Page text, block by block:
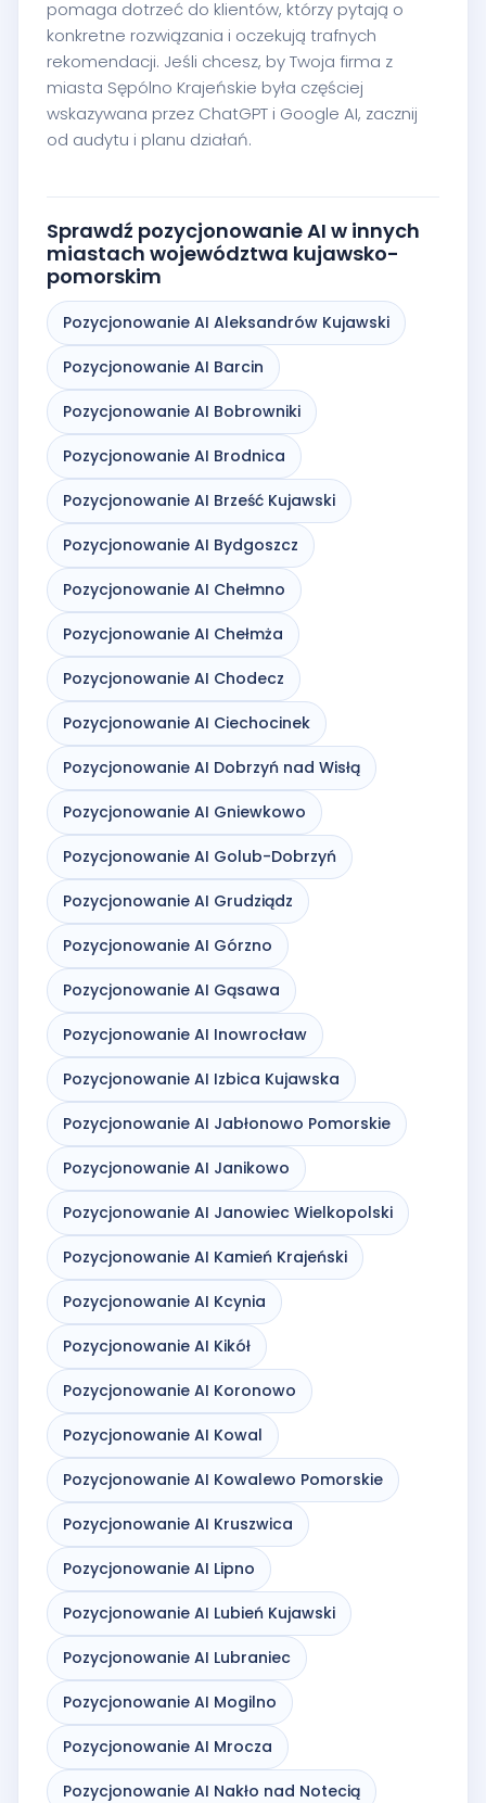
pomaga dotrzeć do klientów, którzy pytają o
konkretne rozwiązania i oczekują trafnych
rekomendacji. Jeśli chcesz, by Twoja firma z
miasta Sępólno Krajeńskie była częściej
wskazywana przez ChatGPT i Google AI, zacznij
od audytu i planu działań.
Sprawdź pozycjonowanie AI w innych
miastach województwa kujawsko-
pomorskim
Pozycjonowanie AI Aleksandrów Kujawski
Pozycjonowanie AI Barcin
Pozycjonowanie AI Bobrowniki
Pozycjonowanie AI Brodnica
Pozycjonowanie AI Brześć Kujawski
Pozycjonowanie AI Bydgoszcz
Pozycjonowanie AI Chełmno
Pozycjonowanie AI Chełmża
Pozycjonowanie AI Chodecz
Pozycjonowanie AI Ciechocinek
Pozycjonowanie AI Dobrzyń nad Wisłą
Pozycjonowanie AI Gniewkowo
Pozycjonowanie AI Golub-Dobrzyń
Pozycjonowanie AI Grudziądz
Pozycjonowanie AI Górzno
Pozycjonowanie AI Gąsawa
Pozycjonowanie AI Inowrocław
Pozycjonowanie AI Izbica Kujawska
Pozycjonowanie AI Jabłonowo Pomorskie
Pozycjonowanie AI Janikowo
Pozycjonowanie AI Janowiec Wielkopolski
Pozycjonowanie AI Kamień Krajeński
Pozycjonowanie AI Kcynia
Pozycjonowanie AI Kikół
Pozycjonowanie AI Koronowo
Pozycjonowanie AI Kowal
Pozycjonowanie AI Kowalewo Pomorskie
Pozycjonowanie AI Kruszwica
Pozycjonowanie AI Lipno
Pozycjonowanie AI Lubień Kujawski
Pozycjonowanie AI Lubraniec
Pozycjonowanie AI Mogilno
Pozycjonowanie AI Mrocza
Pozycjonowanie AI Nakło nad Notecią